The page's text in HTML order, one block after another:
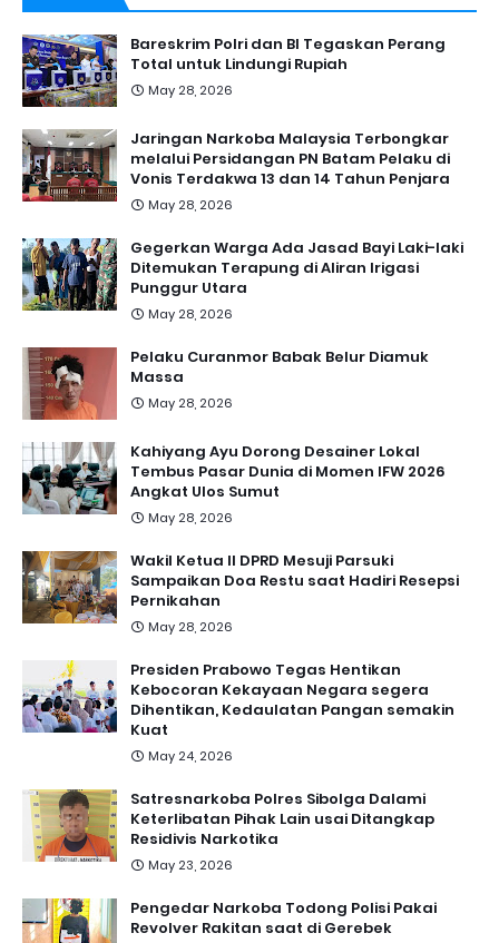
Bareskrim Polri dan BI Tegaskan Perang
Total untuk Lindungi Rupiah
May 28, 2026
Jaringan Narkoba Malaysia Terbongkar
melalui Persidangan PN Batam Pelaku di
Vonis Terdakwa 13 dan 14 Tahun Penjara
May 28, 2026
Gegerkan Warga Ada Jasad Bayi Laki-laki
Ditemukan Terapung di Aliran Irigasi
Punggur Utara
May 28, 2026
Pelaku Curanmor Babak Belur Diamuk
Massa
May 28, 2026
Kahiyang Ayu Dorong Desainer Lokal
Tembus Pasar Dunia di Momen IFW 2026
Angkat Ulos Sumut
May 28, 2026
Wakil Ketua II DPRD Mesuji Parsuki
Sampaikan Doa Restu saat Hadiri Resepsi
Pernikahan
May 28, 2026
Presiden Prabowo Tegas Hentikan
Kebocoran Kekayaan Negara segera
Dihentikan, Kedaulatan Pangan semakin
Kuat
May 24, 2026
Satresnarkoba Polres Sibolga Dalami
Keterlibatan Pihak Lain usai Ditangkap
Residivis Narkotika
May 23, 2026
Pengedar Narkoba Todong Polisi Pakai
Revolver Rakitan saat di Gerebek